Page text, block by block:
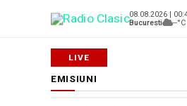
08.08.2026 |
Bucuresti
--°C
EMISIUNI